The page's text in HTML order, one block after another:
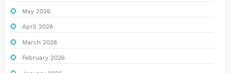
May 2026
April 2026
March 2026
February 2026